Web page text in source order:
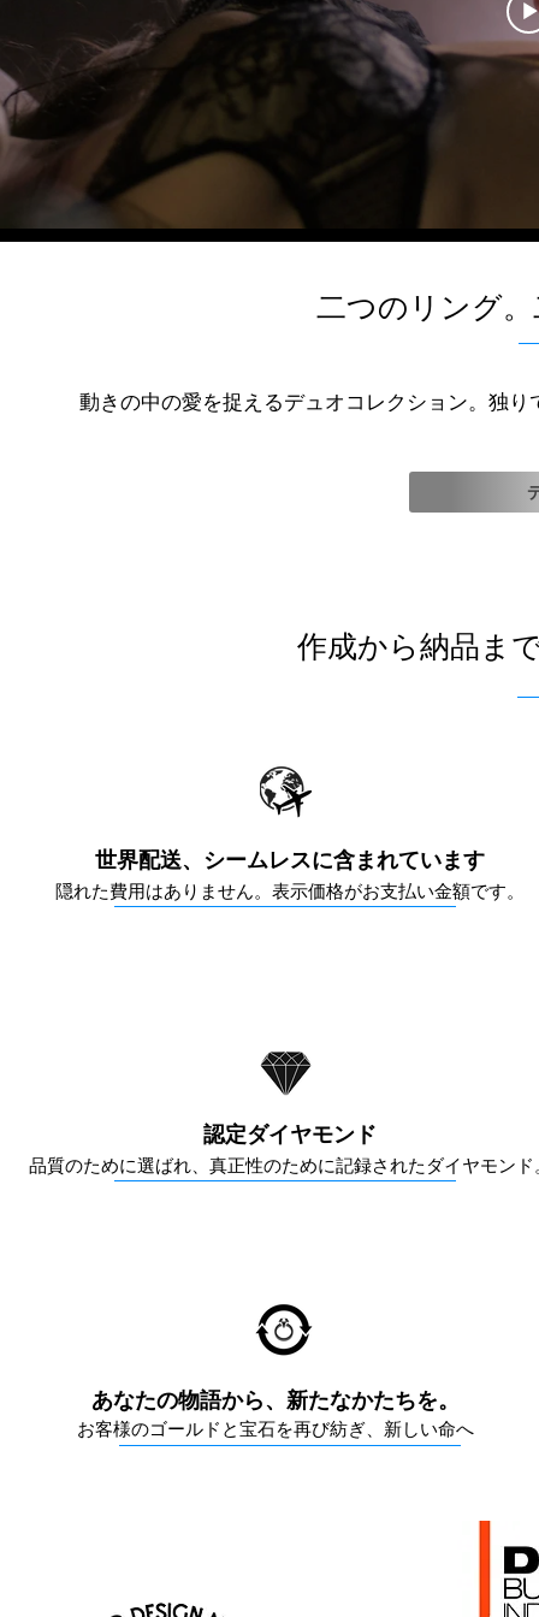
二つのリング
動きの中の愛を捉えるデュオコレクション。独
作成から納品ま
世界配送、シームレスに含まれています
隠れた費用はありません。表示価格がお支払い金額です。
認定ダイヤモンド
品質のために選ばれ、真正性のために記録されたダイヤモンド
あなたの物語から、新たなかたちを。
お客様のゴールドと宝石を再び紡ぎ、新しい命へ